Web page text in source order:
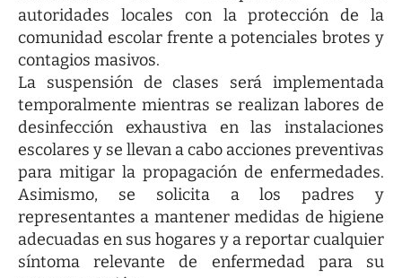
autoridades locales con la protección de la
comunidad escolar frente a potenciales brotes y
contagios masivos.
La suspensión de clases será implementada
temporalmente mientras se realizan labores de
desinfección exhaustiva en las instalaciones
escolares y se llevan a cabo acciones preventivas
para mitigar la propagación de enfermedades.
Asimismo, se solicita a los padres y
representantes a mantener medidas de higiene
adecuadas en sus hogares y a reportar cualquier
síntoma relevante de enfermedad para su